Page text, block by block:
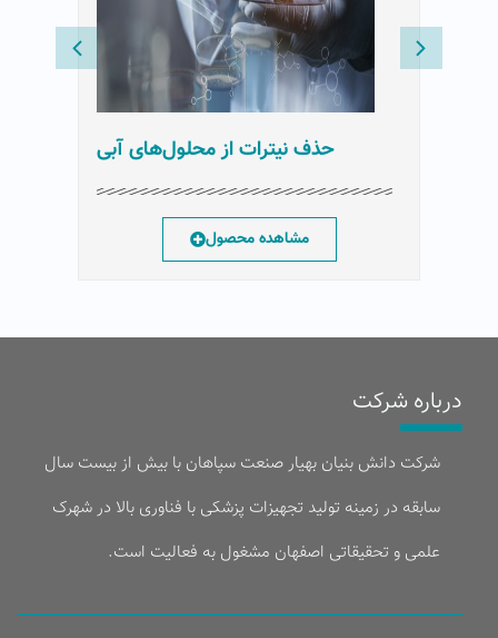
حذف نیترات از محلول‌های آبی
مشاهده محصول
درباره شرکت
شرکت دانش بنیان بهیار صنعت سپاهان با بیش از بیست سال
سابقه در زمینه تولید تجهیزات پزشکی با فناوری بالا در شهرک
علمی و تحقیقاتی اصفهان مشغول به فعالیت است.